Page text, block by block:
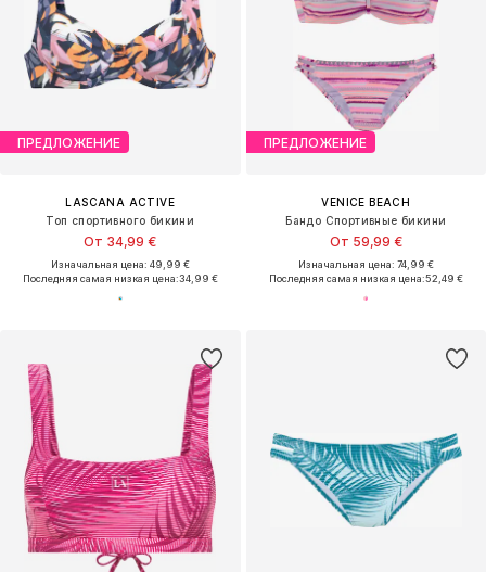
ПРЕДЛОЖЕНИЕ
LASCANA ACTIVE
Топ спортивного бикини
От 34,99 €
Изначальная цена: 49,99 €
Последняя самая низкая цена:34,99 €
ПРЕДЛОЖЕНИЕ
VENICE BEACH
Бандо Спортивные бикини
От 59,99 €
Изначальная цена: 74,99 €
Последняя самая низкая цена:52,49 €